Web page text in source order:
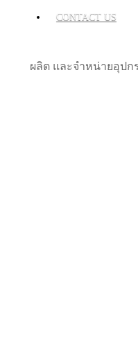
CONTACT US
ผลิต และจำหน่ายอุป